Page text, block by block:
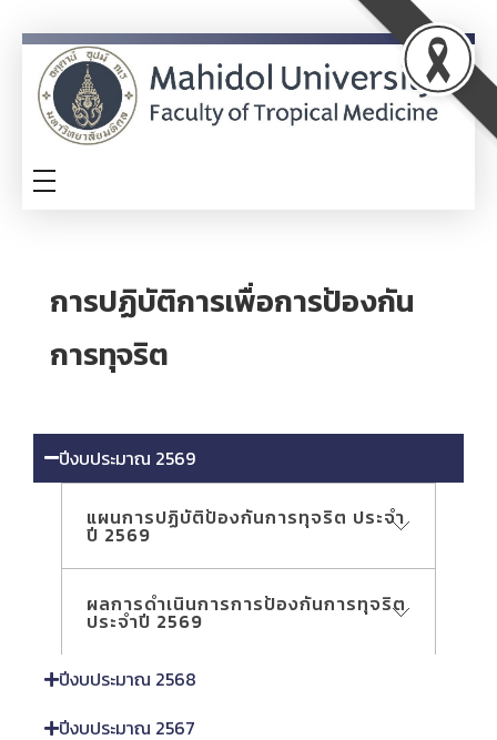
TM-ITA
การปฏิบัติการเพื่อการป้องกัน
การทุจริต
ปีงบประมาณ 2569
แผนการปฏิบัติป้องกันการทุจริต ประจำ
ปี 2569
ผลการดำเนินการการป้องกันการทุจริต
ประจำปี 2569
(อยู่ระหว่างการดำเนินการ)
ปีงบประมาณ 2568
ปีงบประมาณ 2567